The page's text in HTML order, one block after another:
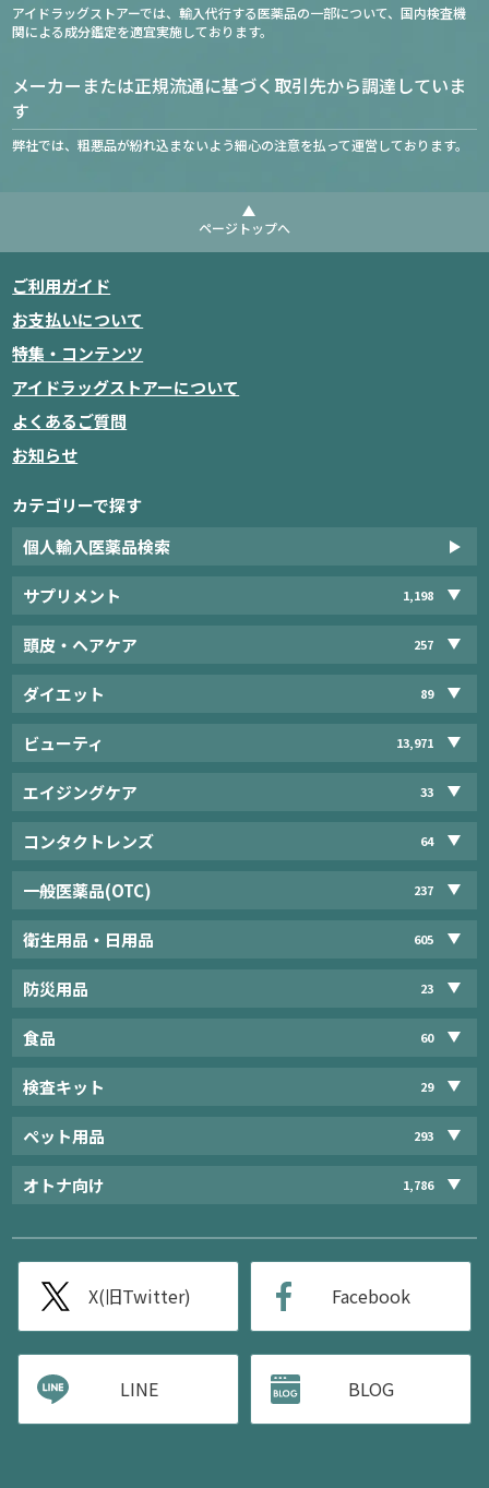
アイドラッグストアーでは、輸入代行する医薬品の一部について、国内検査機
関による成分鑑定を適宜実施しております。
メーカーまたは正規流通に基づく取引先から調達していま
す
弊社では、粗悪品が紛れ込まないよう細心の注意を払って運営しております。
ページトップへ
ご利用ガイド
お支払いについて
特集・コンテンツ
アイドラッグストアーについて
よくあるご質問
お知らせ
カテゴリーで探す
個人輸入医薬品検索
サプリメント 1,198
頭皮・ヘアケア 257
ダイエット 89
ビューティ 13,971
エイジングケア 33
コンタクトレンズ 64
一般医薬品(OTC) 237
衛生用品・日用品 605
防災用品 23
食品 60
検査キット 29
ペット用品 293
オトナ向け 1,786
X(旧Twitter) Facebook
LINE BLOG